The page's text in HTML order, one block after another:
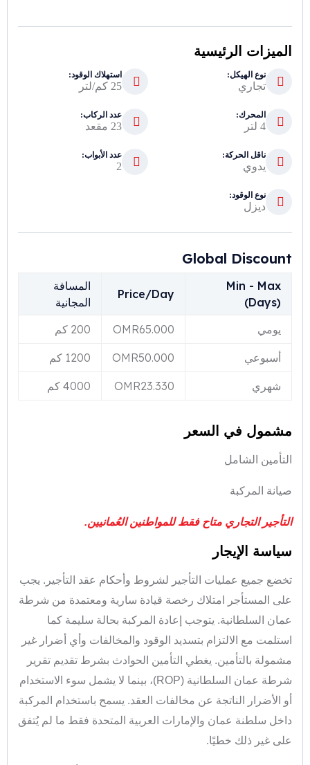
الميزات الرئيسية
نوع الهيكل:
تجاري
استهلاك الوقود:
25 كم/لتر
المحرك:
4 لتر
عدد الركاب:
23 مقعد
ناقل الحركة:
يدوي
عدد الأبواب:
2
نوع الوقود:
ديزل
Global Discount
Min - Max
(Days)
Price/Day
المسافة
المجانية
يومي
OMR65.000 200 كم
أسبوعي OMR50.000 1200 كم
شهري OMR23.330 4000 كم
مشمول في السعر
التأمين الشامل
صيانة المركبة
التأجير التجاري متاح فقط للمواطنين العُمانيين.
سياسة الإيجار
تخضع جميع عمليات التأجير لشروط وأحكام عقد التأجير. يجب
على المستأجر امتلاك رخصة قيادة سارية ومعتمدة من شرطة
عمان السلطانية. يتوجب إعادة المركبة بحالة سليمة كما
استلمت مع الالتزام بتسديد الوقود والمخالفات وأي أضرار غير
مشمولة بالتأمين. يغطي التأمين الحوادث بشرط تقديم تقرير
شرطة عمان السلطانية (ROP)، بينما لا يشمل سوء الاستخدام
أو الأضرار الناتجة عن مخالفات العقد. يسمح باستخدام المركبة
داخل سلطنة عمان والإمارات العربية المتحدة فقط ما لم يُتفق
على غير ذلك خطيًا.